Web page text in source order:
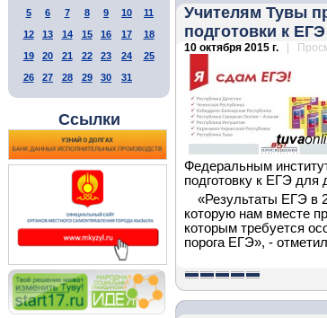
5
6 7 8 9 10
11
12
13 14 15 16 17
18
19
20 21 22 23 24
25
26
27 28 29 30 31
Ссылки
Учителям Тувы
подготовки к ЕГЭ
10 октября 2015 г. |
Федеральным
подготовку к ЕГЭ для
«Результаты ЕГЭ в
которую нам вместе
которым требуется
порога ЕГЭ», -